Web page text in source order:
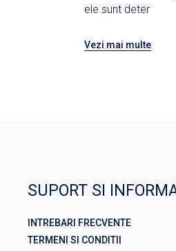
ele sunt deter
Vezi mai multe
SUPORT SI
INTREBARI FRECVENTE
TERMENI SI CONDITII